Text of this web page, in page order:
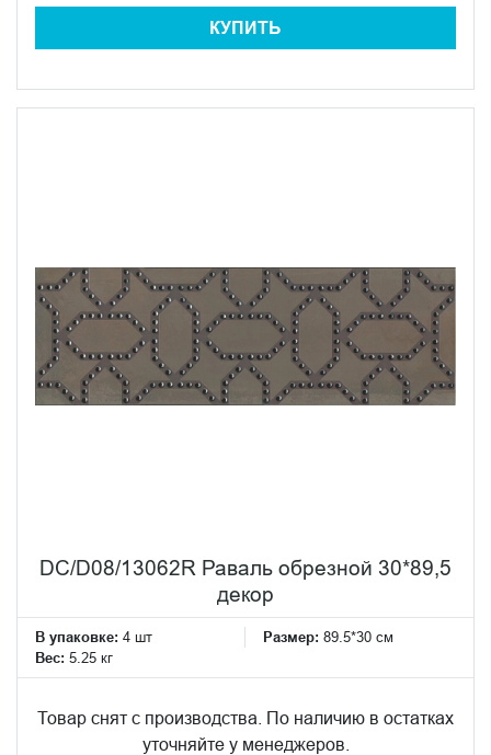
КУПИТЬ
DC/D08/13062R Раваль обрезной 30*89,5
декор
В упаковке: 4 шт Размер: 89.5*30 см
Вес: 5.25 кг
Товар снят с производства. По наличию в остатках
уточняйте у менеджеров.